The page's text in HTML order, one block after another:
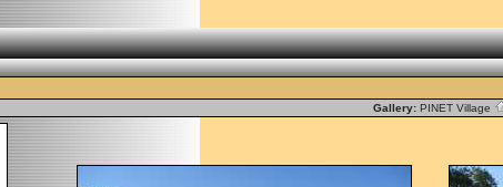
Gallery: PINET Village